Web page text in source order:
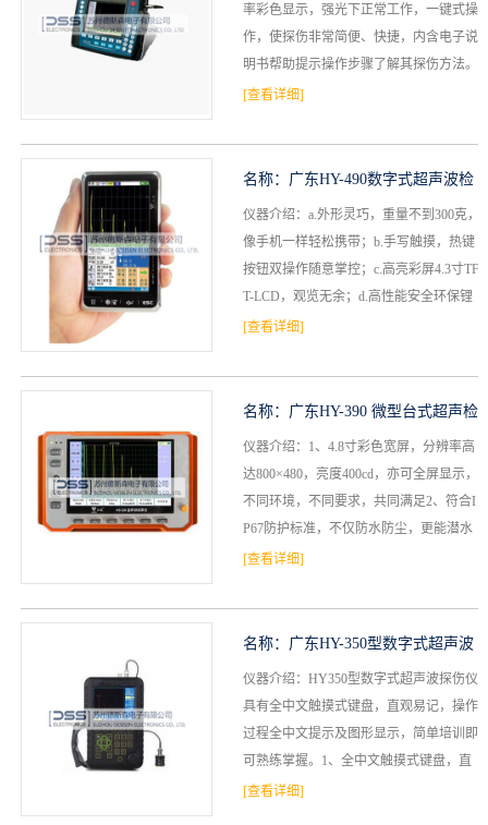
率彩色显示，强光下正常工作，一键式操
作，使探伤非常简便、快捷，内含电子说
明书帮助提示操作步骤了解其探伤方法。
2.一键操作快速探伤，随时提示探伤帮助
[查看详细]
名称： 广东HY-490数字式超声波检
测仪
仪器介绍：a.外形灵巧，重量不到300克，
像手机一样轻松携带；b.手写触摸，热键
按钮双操作随意掌控；c.高亮彩屏4.3寸TF
T-LCD，观览无余；d.高性能安全环保锂
电，一机两电两充，关乎质量，一惯优...
[查看详细]
名称： 广东HY-390 微型台式超声检
测仪
仪器介绍：1、4.8寸彩色宽屏，分辨率高
达800×480，亮度400cd，亦可全屏显示，
不同环境，不同要求，共同满足2、符合I
P67防护标准，不仅防水防尘，更能潜水
作业3、一键摇杆技术，检测一指操控，...
[查看详细]
名称： 广东HY-350型数字式超声波
探伤仪
仪器介绍：HY350型数字式超声波探伤仪
具有全中文触摸式键盘，直观易记，操作
过程全中文提示及图形显示，简单培训即
可熟练掌握。1、全中文触摸式键盘，直
观易记，操作过程全中文提示及图形显
[查看详细]